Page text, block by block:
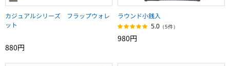
カジュアルシリーズ フラップウォレ
ット
880円
ラウンド小銭入
5.0 （5件）
980円